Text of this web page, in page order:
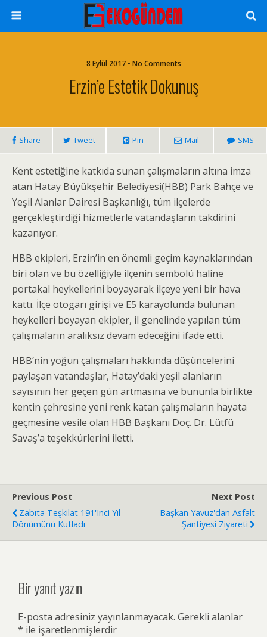
8 Eylül 2017 • No Comments
Erzin’e Estetik Dokunuş
Share Tweet Pin Mail SMS
Kent estetiğine katkıda sunan çalışmaların altına imza
atan Hatay Büyükşehir Belediyesi(HBB) Park Bahçe ve
Yeşil Alanlar Dairesi Başkanlığı, tüm ilçelerde
gerçekleştirdiği hizmetlerle vatandaşların takdirini
kazanıyor.
HBB ekipleri, Erzin’in en önemli geçim kaynaklarından
biri olan ve bu özelliğiyle ilçenin sembolü haline
portakal heykellerini boyayarak ilçeye yeni bir hava
kattı. İlçe otogarı girişi ve E5 karayolunda bulunan
heykelleri boyayan ekipler, il genelinde yapılan tüm
çalışmaların aralıksız devam edeceğini ifade etti.
HBB’nin yoğun çalışmaları hakkında düşüncelerini
paylaşan vatandaşlar, Hatay’daki yeşil alanların
sayısının her geçen gün artmasına ve bununla birlikte
kentin çehresine yeni renk katan çalışmaların hayata
geçmesine vesile olan HBB Başkanı Doç. Dr. Lütfü
Savaş’a teşekkürlerini iletti.
Previous Post
Zabıta Teşkilat 191'inci Yıl
Dönümünü Kutladı
Next Post
Başkan Yavuz'dan Asfalt
Şantiyesi Ziyareti
Bir yanıt yazın
E-posta adresiniz yayınlanmayacak. Gerekli alanlar
* ile işaretlenmişlerdir